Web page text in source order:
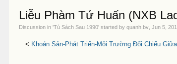
Liễu Phàm Tứ Huấn (NXB
Discussion in 'Tủ Sách Sau 1990' started byquanh.bv ,Jun 5,
< Khoán Sản-Phát Triển-Môi Trường Đối Chiếu